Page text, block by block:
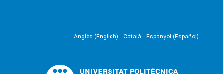
Anglès (English) Català Espanyol (Español)